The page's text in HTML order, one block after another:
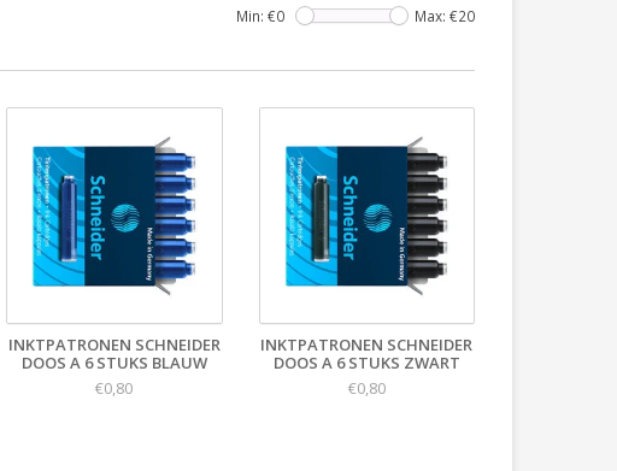
Min: €0 Max: €20
INKTPATRONEN SCHNEIDER
DOOS A 6 STUKS BLAUW
€0,80
INKTPATRONEN SCHNEIDER
DOOS A 6 STUKS ZWART
€0,80